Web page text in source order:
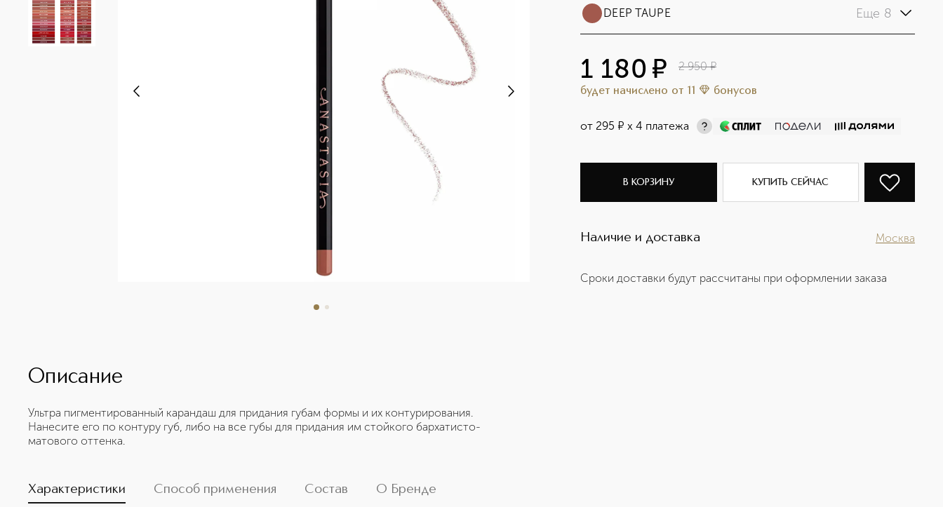
DEEP TAUPE Еще 8
1 180 ¤ 2 950 ¤
будет начислено от 11 бонусов
от 295 ¤ х 4 платежа
В КОРЗИНУ КУПИТЬ СЕЙЧАС
Наличие и доставка Москва
Сроки доставки будут рассчитаны при оформлении заказа
Описание
Ультра пигментированный карандаш для придания губам формы и их контурирования.
Нанесите его по контуру губ, либо на все губы для придания им стойкого бархатисто-
матового оттенка.
Характеристики Способ применения Состав О Бренде